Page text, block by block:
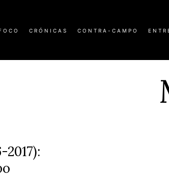
CRÓNICAS CONTRA-CAMPO
2017):